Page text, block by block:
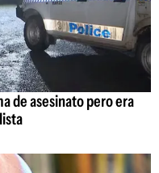
de asesinato pero era